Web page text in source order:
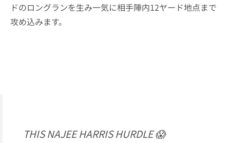
ドのロングランを生み一気に相手陣内12ヤード地点まで
攻め込みます。
THIS NAJEE HARRIS HURDLE 😱